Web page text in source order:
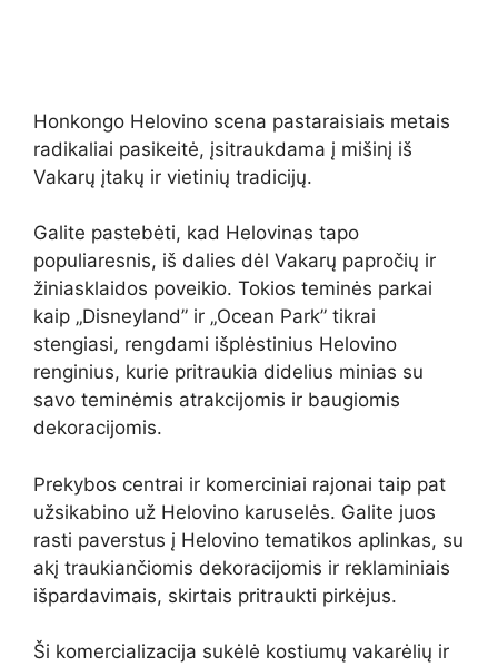
Honkongo Helovino scena pastaraisiais metais
radikaliai pasikeitė, įsitraukdama į mišinį iš
Vakarų įtakų ir vietinių tradicijų.
Galite pastebėti, kad Helovinas tapo
populiaresnis, iš dalies dėl Vakarų papročių ir
žiniasklaidos poveikio. Tokios teminės parkai
kaip „Disneyland” ir „Ocean Park” tikrai
stengiasi, rengdami išplėstinius Helovino
renginius, kurie pritraukia didelius minias su
savo teminėmis atrakcijomis ir baugiomis
dekoracijomis.
Prekybos centrai ir komerciniai rajonai taip pat
užsikabino už Helovino karuselės. Galite juos
rasti paverstus į Helovino tematikos aplinkas, su
akį traukiančiomis dekoracijomis ir reklaminiais
išpardavimais, skirtais pritraukti pirkėjus.
Ši komercializacija sukėlė kostiumų vakarėlių ir